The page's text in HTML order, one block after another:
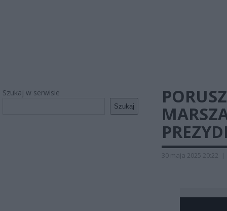
Szukaj w serwisie
Szukaj
30 maja 2025 20:22 |